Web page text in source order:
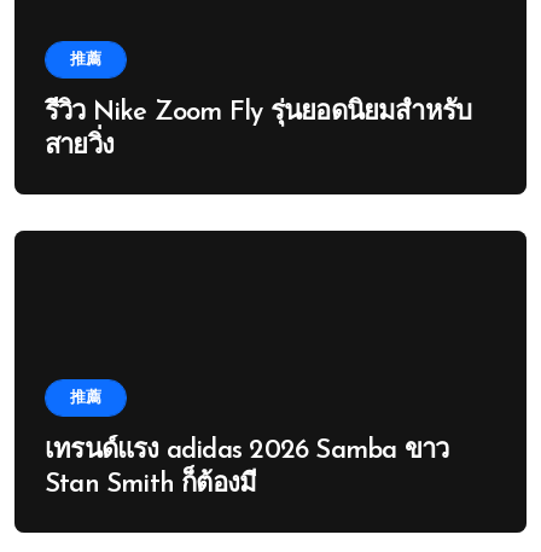
推薦
รีวิว Nike Zoom Fly รุ่นยอดนิยมสำหรับ
สายวิ่ง
推薦
เทรนด์แรง adidas 2026 Samba ขาว
Stan Smith ก็ต้องมี